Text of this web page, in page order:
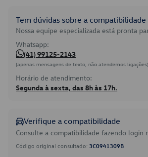
Tem dúvidas sobre a
Nossa equipe especializada está pronta
Whatsapp:
(41) 99125-2143
(apenas mensagens de texto, não atendemos ligações)
Horário de atendimento:
Segunda à sexta, das 8h às 17h.
Verifique a compatibilidade
Consulte a compatibilidade fazendo login
Código original consultado: 3C0941309B